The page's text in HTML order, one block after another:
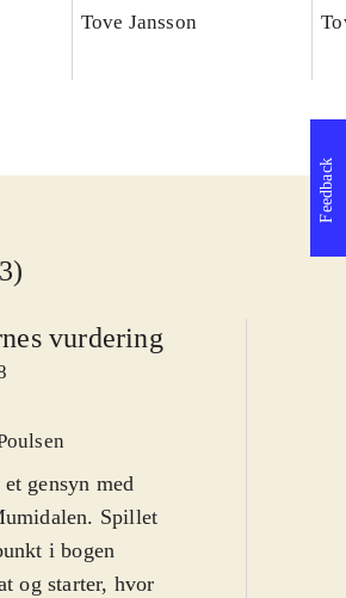
Tove Jansson
vurdering
gensyn med
Spillet
i bogen
og starter, hvor
Feedback